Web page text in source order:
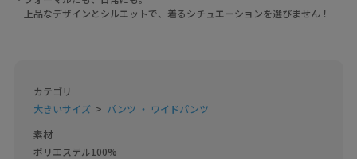
上品なデザインとシルエットで、着るシチュエーションを選びません！
カテゴリ
大きいサイズ
パンツ ・ ワイドパンツ
素材
ポリエステル100%